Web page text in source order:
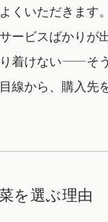
くいただきます
ービスばかりが
着けない——そ
線から、購入先
を選ぶ理由